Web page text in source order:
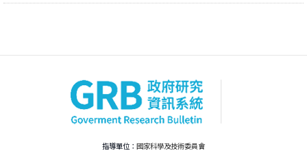
指導單位： 國家科學及技術委員會